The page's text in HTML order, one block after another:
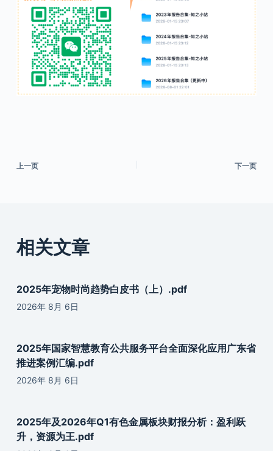
上一页 下一页
相关文章
2025年宠物时尚趋势白皮书（上）.pdf
2026年 8月 6日
2025年国家智慧教育公共服务平台全面深化应用广东省
推进案例汇编.pdf
2026年 8月 6日
2025年及2026年Q1有色金属板块财报分析：盈利跃
升，资源为王.pdf